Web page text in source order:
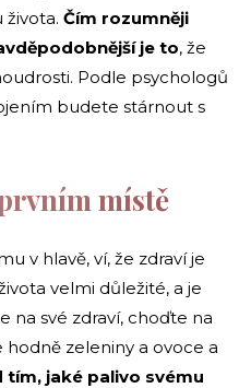
života. Čím rozumněji
je to, že
Podle psychologů
budete stárnout s
místě
v hlavě, ví, že zdraví je
velmi důležité, a je
na své zdraví, choďte na
hodně zeleniny a ovoce a
tím, jaké palivo svému